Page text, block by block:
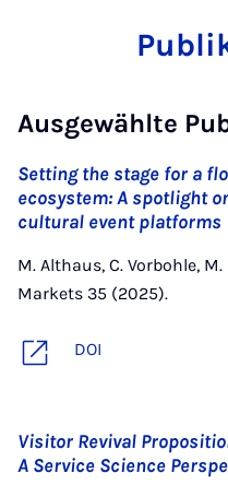
Ausgewählte
Setting the stage for a
ecosystem: A spotlight
cultural event platforms
M. Althaus, C. Vorbohle,
Markets 35 (2025).
DOI
Visitor Revival
A Service Science